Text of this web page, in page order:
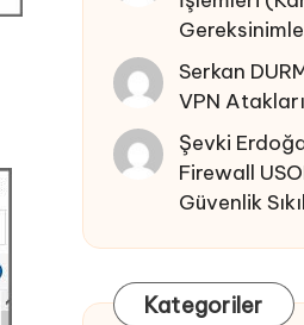
Serkan
VPN
Şevki
Firewall
Güvenlik
Kategoriler